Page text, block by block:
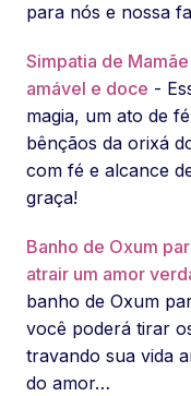
para nós e nossa
Simpatia de
amável e doce -
magia, um ato de
bênçãos da orixá
com fé e alcance
graça!
Banho de Oxum
atrair um amor
banho de Oxum
você poderá tirar
travando sua vida
do amor…